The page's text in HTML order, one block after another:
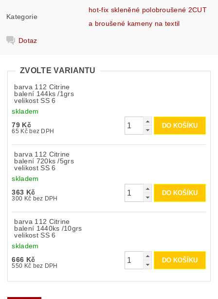
Kategorie
hot-fix skleněné polobroušené 2CUT
a broušené kameny na textil
Dotaz
ZVOLTE VARIANTU
barva 112 Citrine
balení 144ks /1grs
velikost SS 6
skladem
79 Kč
65 Kč bez DPH
barva 112 Citrine
balení 720ks /5grs
velikost SS 6
skladem
363 Kč
300 Kč bez DPH
barva 112 Citrine
balení 1440ks /10grs
velikost SS 6
skladem
666 Kč
550 Kč bez DPH